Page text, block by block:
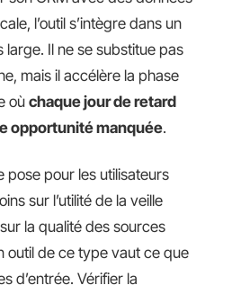
l’outil s’intègre dans un
large. Il ne se substitue pas
mais il accélère la phase
où chaque jour de retard
opportunité manquée.
pose pour les utilisateurs
sur l’utilité de la veille
la qualité des sources
outil de ce type vaut ce que
d’entrée. Vérifier la